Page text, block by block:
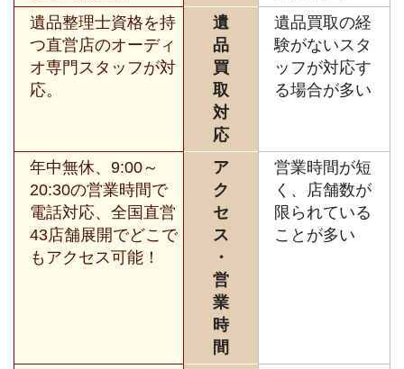
遺品整理士資格を持
つ直営店のオーディ
オ専門スタッフが対
応。
遺
品
買
取
対
応
遺品買取の経
験がないスタ
ッフが対応す
る場合が多い
年中無休、9:00～
20:30の営業時間で
電話対応、全国直営
43店舗展開でどこで
もアクセス可能！
ア
ク
セ
ス
・
営
業
時
間
営業時間が短
く、店舗数が
限られている
ことが多い